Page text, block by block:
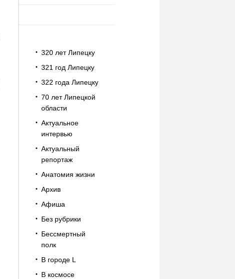
320 лет Липецку
321 год Липецку
322 года Липецку
70 лет Липецкой
области
Актуальное
интервью
Актуальный
репортаж
Анатомия жизни
Архив
Афиша
Без рубрики
Бессмертный
полк
В городе L
В космосе